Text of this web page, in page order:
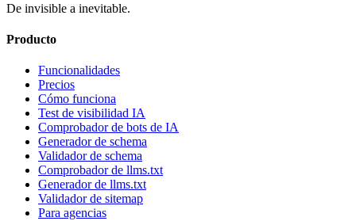
De invisible a inevitable.
Producto
Funcionalidades
Precios
Cómo funciona
Test de visibilidad IA
Comprobador de bots de IA
Generador de schema
Validador de schema
Comprobador de llms.txt
Generador de llms.txt
Validador de sitemap
Para agencias